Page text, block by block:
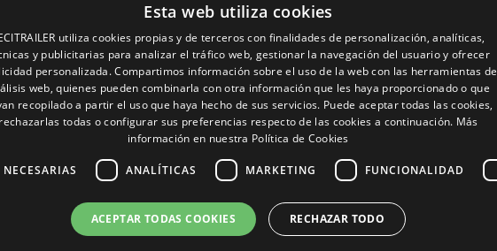
Red comercial
Recambios
Portal empleo
Noticias
EgaLecitrailer
LT Defence
Aviso legal
Política de privacidad
Política de cookies
Condiciones generales de venta
Gestionar cookies
Esta web utiliza cookies
utiliza cookies propias y de terceros con finalidades de personalización, analíticas,
y publicitarias para analizar el tráfico web, gestionar la navegación del usuario y ofrecer
personalizada. Compartimos información sobre el uso de la web con las herramientas de
web, quienes pueden combinarla con otra información que les haya proporcionado o que
recopilado a partir el uso que haya hecho de sus servicios. Puede aceptar todas las cookies,
rechazarlas todas o configurar sus preferencias respecto de las cookies a continuación. Más
información en nuestra Política de Cookies
ANALÍTICAS MARKETING FUNCIONALIDAD
ACEPTAR TODAS COOKIES RECHAZAR TODO